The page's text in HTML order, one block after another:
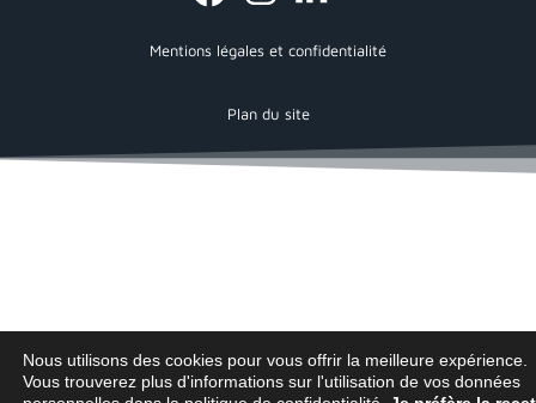
Mentions légales et confidentialité
Plan du site
Nous utilisons des cookies pour vous offrir la meilleure expérience.
Vous trouverez plus d'informations sur l'utilisation de vos données